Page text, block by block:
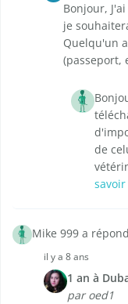
Bonjour,
je
Quelqu'un
(passeport,
de
Mike 999 a
il y a 8 ans
1 an à
par oed1